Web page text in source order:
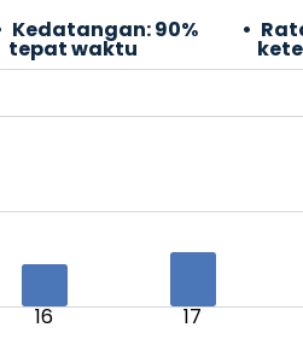
Kedatangan:90%
tepat waktu
16 17